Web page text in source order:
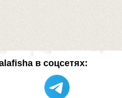
в соцсетях: